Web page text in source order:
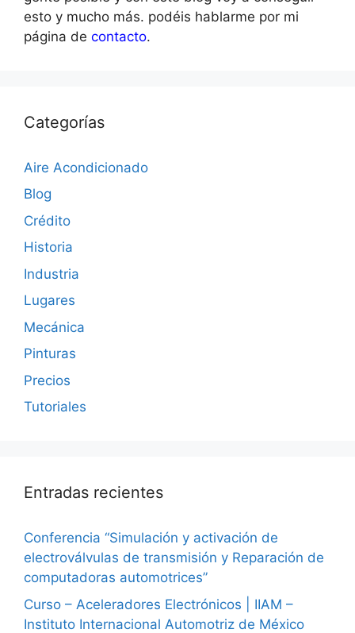
esto y mucho más. podéis hablarme por mi
página de contacto.
Categorías
Aire Acondicionado
Blog
Crédito
Historia
Industria
Lugares
Mecánica
Pinturas
Precios
Tutoriales
Entradas recientes
Conferencia “Simulación y activación de
electroválvulas de transmisión y Reparación de
computadoras automotrices”
Curso – Aceleradores Electrónicos | IIAM –
Instituto Internacional Automotriz de México